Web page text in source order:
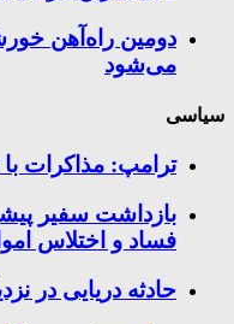
دومین راه‌آهن
می‌شود
سیاسی
ترامپ: مذاکرات
بازداشت سفیر
فساد و اختلاس
حادثه دریایی در